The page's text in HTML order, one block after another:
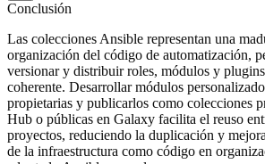
Conclusión
Las colecciones Ansible representan una
organización del código de automatización,
versionar y distribuir roles, módulos y
coherente. Desarrollar módulos
propietarias y publicarlos como colecciones
Hub o públicas en Galaxy facilita el reuso
proyectos, reduciendo la duplicación y
de la infraestructura como código en